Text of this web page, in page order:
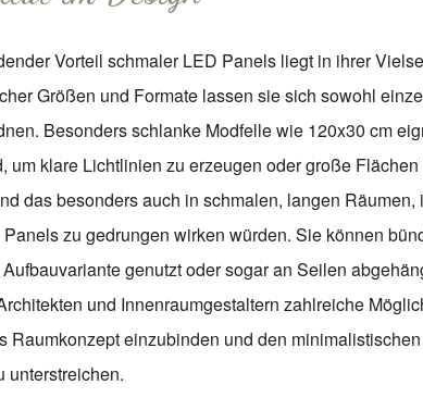
Vorteil schmaler LED Panels liegt in ihrer
Größen und Formate lassen sie sich sowohl
Besonders schlanke Modfelle wie 120x30 cm
um klare Lichtlinien zu erzeugen oder große
das besonders auch in schmalen, langen Räumen,
zu gedrungen wirken würden. Sie können
genutzt oder sogar an Seilen
und Innenraumgestaltern zahlreiche
Raumkonzept einzubinden und den
unterstreichen.